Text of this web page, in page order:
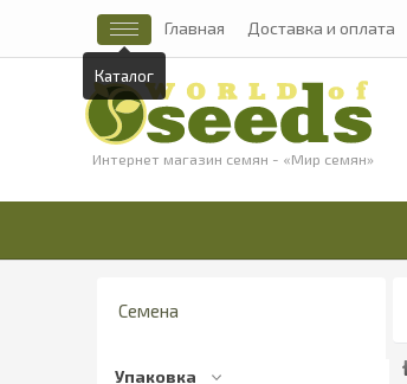
Каталог
Главная Доставка и оплата
Интернет магазин семян - «Мир семян»
Семена
Упаковка